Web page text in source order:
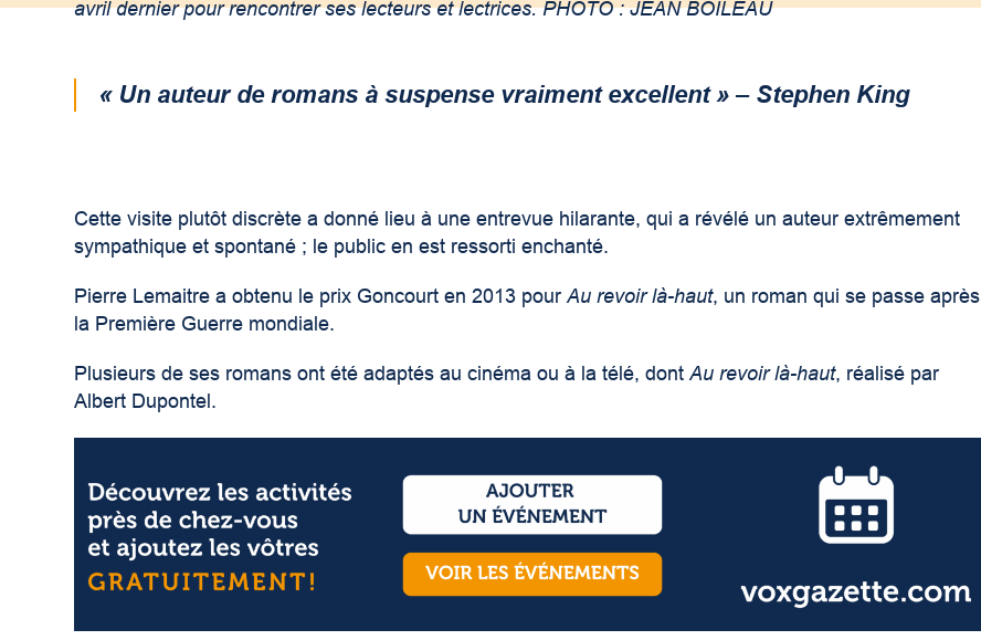
avril dernier pour rencontrer ses lecteurs et lectrices. PHOTO : JEAN BOILEAU
« Un auteur de romans à suspense vraiment excellent » – Stephen King
Cette visite plutôt discrète a donné lieu à une entrevue hilarante, qui a révélé un auteur extrêmement
sympathique et spontané ; le public en est ressorti enchanté.
Pierre Lemaitre a obtenu le prix Goncourt en 2013 pourAu revoir là-haut, un roman qui se passe après
la Première Guerre mondiale.
Plusieurs de ses romans ont été adaptés au cinéma ou à la télé, dontAu revoir là-haut, réalisé par
Albert Dupontel.